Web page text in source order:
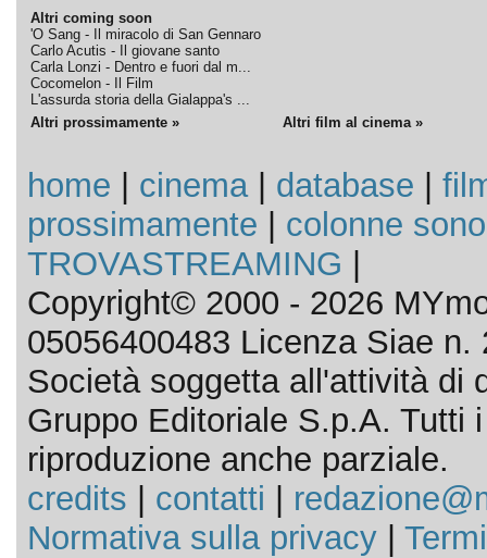
Altri coming soon
'O Sang - Il miracolo di San Gennaro
Carlo Acutis - Il giovane santo
Carla Lonzi - Dentro e fuori dal m...
Cocomelon - Il Film
L'assurda storia della Gialappa's ...
Altri prossimamente » Altri film al cinema »
home cinema| database
prossimamente
colonne
TROVASTREAMING
Copyright© 2000 - 2026
05056400483 Licenza Siae n.
Società soggetta all'attività di
Gruppo Editoriale S.p.A. Tutti
riproduzione anche parziale.
credits
contatti
Normativa sulla privacy|